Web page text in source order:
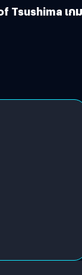
Tsushima เกม